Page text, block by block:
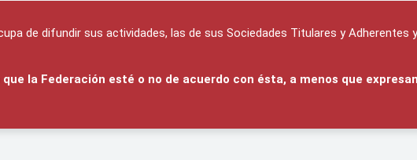
de difundir sus actividades, las de sus Sociedades Titulares y
la Federación esté o no de acuerdo con ésta, a menos que